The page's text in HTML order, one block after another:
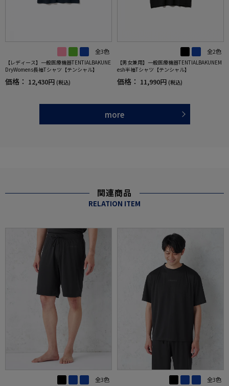
全3色
【レディース】一般医療機器TENTIALBAKUNE
DryWomens長袖Tシャツ【テンシャル】
価格： 12,430円 (税込)
全2色
【男女兼用】一般医療機器TENTIALBAKUNEM
esh半袖Tシャツ【テンシャル】
価格： 11,990円 (税込)
more
関連商品
RELATION ITEM
全3色 全3色